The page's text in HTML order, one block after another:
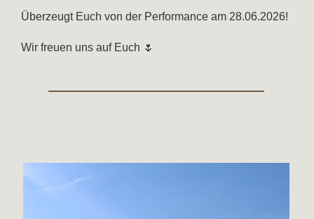
Überzeugt Euch von der Performance am 28.06.2026!
Wir freuen uns auf Euch 🌷